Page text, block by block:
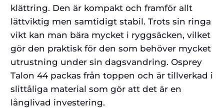
klättring. Den är kompakt och framför allt
lättviktig men samtidigt stabil. Trots sin ringa
vikt kan man bära mycket i ryggsäcken, vilket
gör den praktisk för den som behöver mycket
utrustning under sin dagsvandring. Osprey
Talon 44 packas från toppen och är tillverkad i
slittåliga material som gör att det är en
långlivad investering.